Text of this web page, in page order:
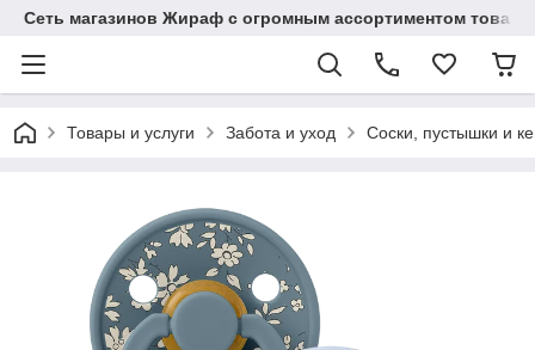
Сеть магазинов Жираф с огромным ассортиментом
Товары и услуги Забота и уход Соски, пустышки и